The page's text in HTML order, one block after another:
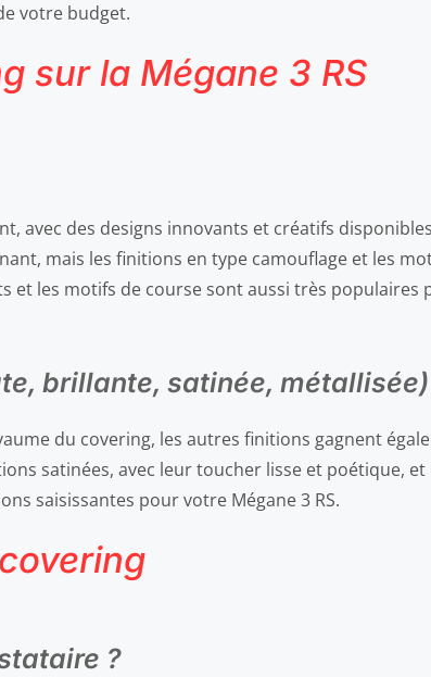
votre budget.
sur la Mégane 3 RS
avec des designs innovants et créatifs
mais les finitions en type camouflage et les
et les motifs de course sont aussi très populaires
brillante, satinée, métallisée)
du covering, les autres finitions gagnent
satinées, avec leur toucher lisse et poétique,
saisissantes pour votre Mégane 3 RS.
?